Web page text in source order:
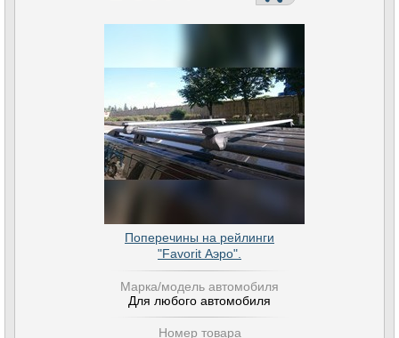
Поперечины на рейлинги
"Favorit Аэро".
Марка/модель автомобиля
Для любого автомобиля
Номер товара